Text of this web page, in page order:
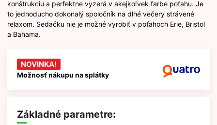
konštrukciu a perfektne vyzerá v akejkoľvek farbe poťahu. Je
to jednoducho dokonalý spoločník na dlhé večery strávené
relaxom. Sedačku nie je možné vyrobiť v poťahoch Erie, Bristol
a Bahama.
NOVINKA!
Možnosť nákupu na splátky
Základné parametre: